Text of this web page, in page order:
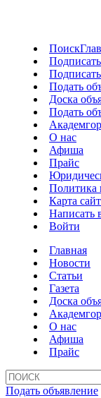
Поиск
Подать
Доска
Подать
О нас
Афиша
Прайс
Политика
Карта
Написать
Войти
Главная
Новости
Статьи
Газета
Доска
О нас
Афиша
Прайс
Подать объявление